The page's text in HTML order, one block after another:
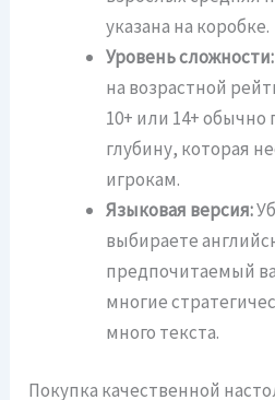
указана на коробке.
Уровень сложности:
на возрастной
10+ или 14+ обычно
глубину, которая
игрокам.
Языковая версия:
выбираете
предпочитаемый
многие
много текста.
Покупка качественной